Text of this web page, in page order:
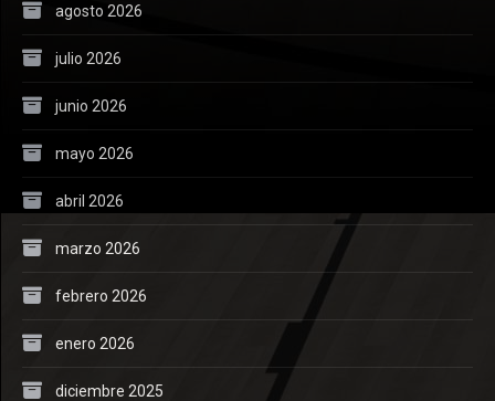
agosto 2026
julio 2026
junio 2026
mayo 2026
abril 2026
marzo 2026
febrero 2026
enero 2026
diciembre 2025